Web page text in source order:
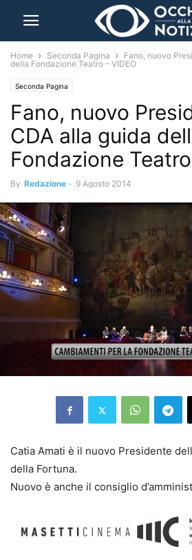
Home Seconda Pagina
Fano, nuovo
della Fondazione Teatro – VIDEO
Seconda Pagina
Fano, nuovo
CDA alla guida
Fondazione
By Redazione - 9 Agosto 2014
Catia Amati è il nuovo Presidente
della Fortuna.
Nuovo è anche il consiglio